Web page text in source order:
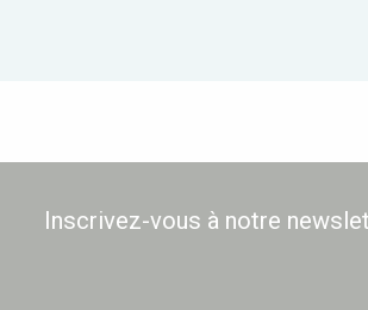
Inscrivez-vous à notre